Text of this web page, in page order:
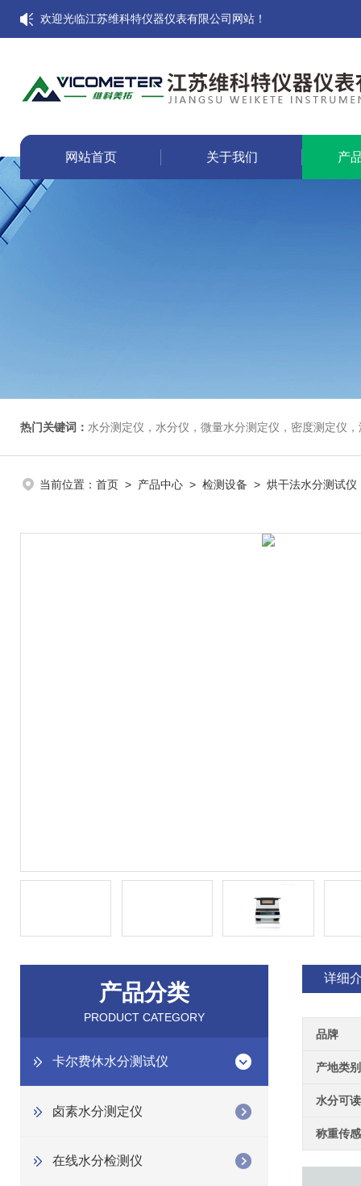
欢迎光临江苏维科特仪器仪表有限公司网站！
网站首页 关于我们 产
热门关键词： 水分测定仪，水分仪，微量水分测定仪，密度测定仪
当前位置： 首页 > 产品中心 > 检测设备 > 烘干法水分测试仪
产品分类
PRODUCT CATEGORY
卡尔费休水分测试仪
卤素水分测定仪
在线水分检测仪
详细
品牌
产地类别
水分可
称重传